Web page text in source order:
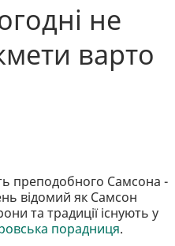
не
варто
преподобного Самсона -
відомий як Самсон
та традиції існують у
порадниця.